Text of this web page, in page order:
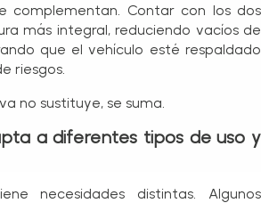
complementan. Contar con los dos
más integral, reduciendo vacíos de
que el vehículo esté respaldado
riesgos.
no sustituye, se suma.
a diferentes tipos de uso y
necesidades distintas. Algunos